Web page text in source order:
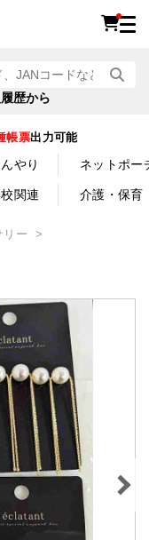
歴から
帳票出力可能
やり ネットポー
関連 介護・保育
リー